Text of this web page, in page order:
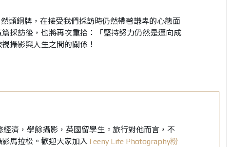
類銅牌，在接受我們採訪時仍然帶著謙卑的心態面
採訪後，也將再次重拾：「堅持努力仍然是邁向成
攝影與人生之間的關係！
濟，學餘攝影，英國留學生。旅行對他而言，不
馬拉松。歡迎大家加入Teeny Life Photography粉